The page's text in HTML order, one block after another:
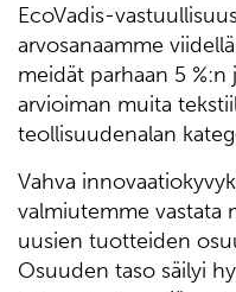
EcoVadis-
arvosanaamme
meidät parhaan 5
arvioiman muita
teollisuudenalan
Vahva
valmiutemme vastata
uusien tuotteiden
Osuuden taso säilyi